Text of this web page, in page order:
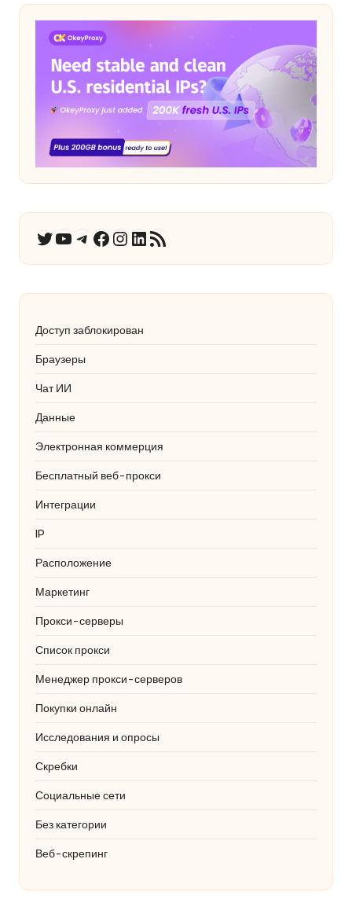
Twitter
YouTube
Telegram
Facebook
Instagram
LinkedIn
RSS-канал
Доступ заблокирован
Браузеры
Чат ИИ
Данные
Электронная коммерция
Бесплатный веб-прокси
Интеграции
IP
Расположение
Маркетинг
Прокси-серверы
Список прокси
Менеджер прокси-серверов
Покупки онлайн
Исследования и опросы
Скребки
Социальные сети
Без категории
Веб-скрепинг